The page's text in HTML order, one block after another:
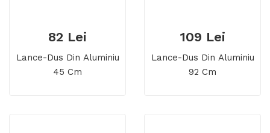
82 Lei
Lance-Dus Din Aluminiu
45 Cm
109 Lei
Lance-Dus Din Aluminiu
92 Cm